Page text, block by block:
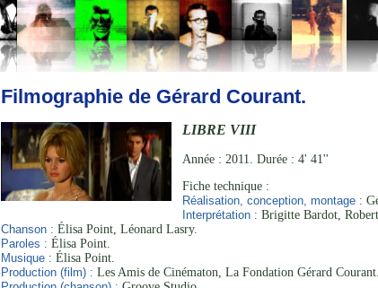
Filmographie de Gérard Courant.
LIBRE VIII
Année : 2011. Durée : 4' 41''
Fiche technique :
Réalisation, conception, montage :
Interprétation : Brigitte Bardot,
Chanson : Élisa Point, Léonard Lasry.
Paroles : Élisa Point.
Musique : Élisa Point.
Production (film) : Les Amis de Cinématon, La Fondation Gérard Courant.